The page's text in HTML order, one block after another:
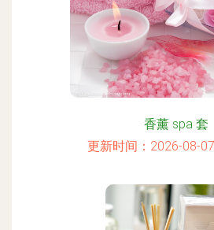
香薰 spa 套
更新时间：2026-08-